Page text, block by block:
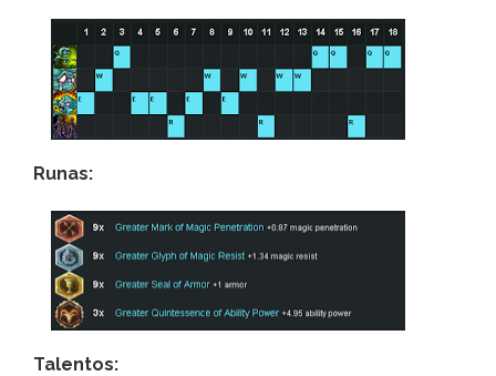
Runas:
Talentos: